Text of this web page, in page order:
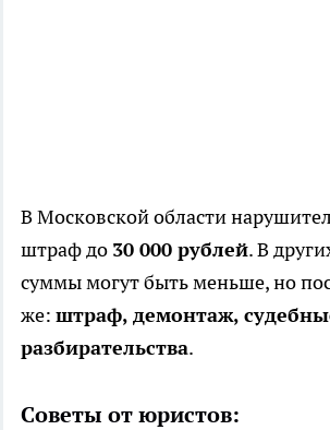
В Московской области
штраф до 30 000 рублей. В
суммы могут быть меньше, но
же: штраф, демонтаж,
разбирательства.
Советы от юристов: